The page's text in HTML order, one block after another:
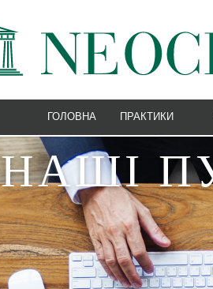
ГОЛОВНА ПРАКТИКИ
МОРСЬКЕ ПРАВО
БАНКІВСЬКЕ
КОРПОРАТИВНЕ
Е-БІЗНЕС
ТРУДОВЕ ПРАВО
ЕНЕРГЕТИЧНЕ
ПРАВО
НАШІ